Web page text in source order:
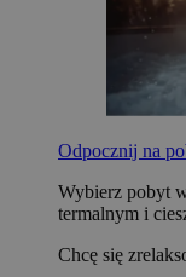
Odpocznij na
Wybierz pobyt
termalnym i
Chcę się